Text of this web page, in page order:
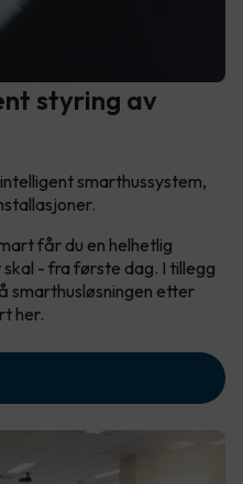
styring av
smarthussystem,
får du en helhetlig
skal - fra første dag. I tillegg
smarthusløsningen etter
her.